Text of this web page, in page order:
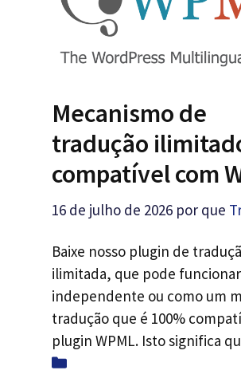
Mecanismo de
tradução
compatível com
16 de julho de 2026 por que
Baixe nosso plugin de
ilimitada, que pode
independente ou como um
tradução que é 100%
plugin WPML. Isto significa
Categorias